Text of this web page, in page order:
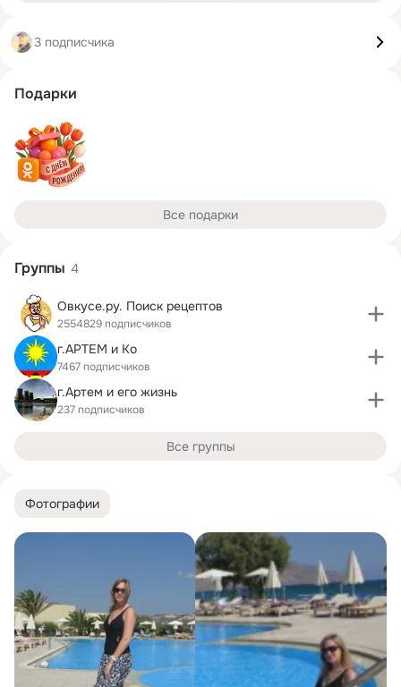
Фотографии
3 подписчика
Подарки
Все подарки
Группы 4
Овкусе.ру. Поиск рецептов
2554829 подписчиков
г.АРТЕМ и Ko
7467 подписчиков
г.Артем и его жизнь
237 подписчиков
Все группы